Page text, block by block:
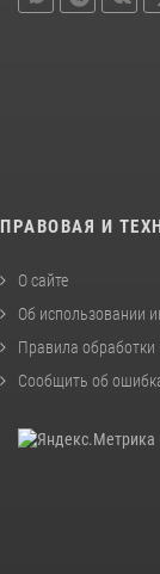
ПРАВОВАЯ И
О сайте
Об использовании
Правила
Сообщить об